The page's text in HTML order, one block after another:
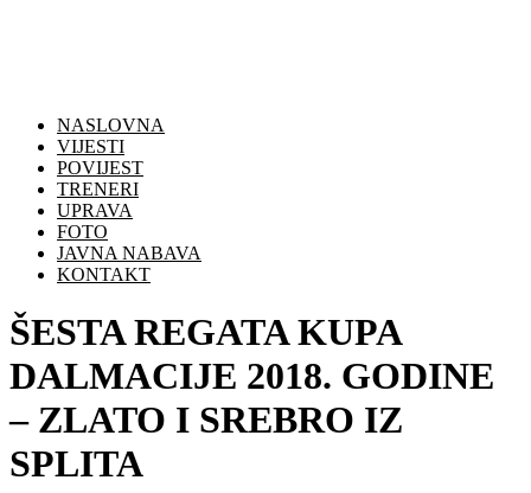
NASLOVNA
VIJESTI
POVIJEST
TRENERI
UPRAVA
FOTO
JAVNA NABAVA
KONTAKT
ŠESTA REGATA KUPA
DALMACIJE 2018. GODINE
– ZLATO I SREBRO IZ
SPLITA